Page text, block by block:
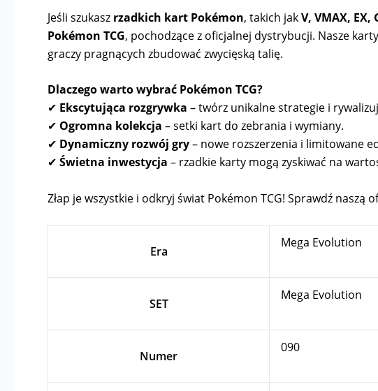
Jeśli szukasz rzadkich kart Pokémon, takich jakV, VMAX, EX,
Pokémon TCG, pochodzące z oficjalnej dystrybucji. Nasze
graczy pragnących zbudować zwycięską talię.
Dlaczego warto wybrać Pokémon TCG?
✔ Ekscytująca rozgrywka – twórz unikalne strategie i
✔ Ogromna kolekcja – setki kart do zebrania i wymiany.
✔ Dynamiczny rozwój gry– nowe rozszerzenia i limitowane
✔ Świetna inwestycja – rzadkie karty mogą zyskiwać na
Złap je wszystkie i odkryj świat Pokémon TCG! Sprawdź naszą
Era
Mega Evolution
SET
Mega Evolution
Numer
090